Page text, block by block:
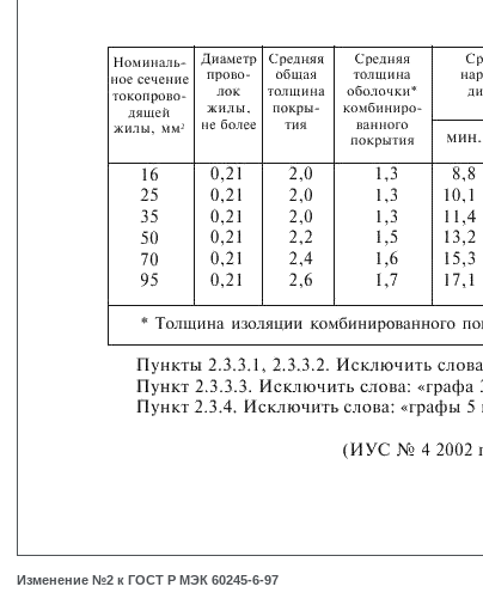
Изменение №2 к ГОСТ Р МЭК 60245-6-97